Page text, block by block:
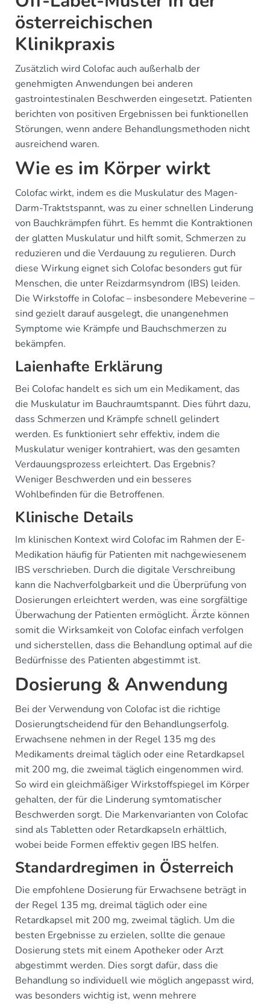
österreichischen
Klinikpraxis
Zusätzlich wird Colofac auch außerhalb der
genehmigten Anwendungen bei anderen
gastrointestinalen Beschwerden eingesetzt. Patienten
berichten von positiven Ergebnissen bei funktionellen
Störungen, wenn andere Behandlungsmethoden nicht
ausreichend waren.
Wie es im Körper wirkt
Colofac wirkt, indem es die Muskulatur des Magen-
Darm-Traktstspannt, was zu einer schnellen Linderung
von Bauchkrämpfen führt. Es hemmt die Kontraktionen
der glatten Muskulatur und hilft somit, Schmerzen zu
reduzieren und die Verdauung zu regulieren. Durch
diese Wirkung eignet sich Colofac besonders gut für
Menschen, die unter Reizdarmsyndrom (IBS) leiden.
Die Wirkstoffe in Colofac – insbesondere Mebeverine –
sind gezielt darauf ausgelegt, die unangenehmen
Symptome wie Krämpfe und Bauchschmerzen zu
bekämpfen.
Laienhafte Erklärung
Bei Colofac handelt es sich um ein Medikament, das
die Muskulatur im Bauchraumtspannt. Dies führt dazu,
dass Schmerzen und Krämpfe schnell gelindert
werden. Es funktioniert sehr effektiv, indem die
Muskulatur weniger kontrahiert, was den gesamten
Verdauungsprozess erleichtert. Das Ergebnis?
Weniger Beschwerden und ein besseres
Wohlbefinden für die Betroffenen.
Klinische Details
Im klinischen Kontext wird Colofac im Rahmen der E-
Medikation häufig für Patienten mit nachgewiesenem
IBS verschrieben. Durch die digitale Verschreibung
kann die Nachverfolgbarkeit und die Überprüfung von
Dosierungen erleichtert werden, was eine sorgfältige
Überwachung der Patienten ermöglicht. Ärzte können
somit die Wirksamkeit von Colofac einfach verfolgen
und sicherstellen, dass die Behandlung optimal auf die
Bedürfnisse des Patienten abgestimmt ist.
Dosierung & Anwendung
Bei der Verwendung von Colofac ist die richtige
Dosierungtscheidend für den Behandlungserfolg.
Erwachsene nehmen in der Regel 135 mg des
Medikaments dreimal täglich oder eine Retardkapsel
mit 200 mg, die zweimal täglich eingenommen wird.
So wird ein gleichmäßiger Wirkstoffspiegel im Körper
gehalten, der für die Linderung symtomatischer
Beschwerden sorgt. Die Markenvarianten von Colofac
sind als Tabletten oder Retardkapseln erhältlich,
wobei beide Formen effektiv gegen IBS helfen.
Standardregimen in Österreich
Die empfohlene Dosierung für Erwachsene beträgt in
der Regel 135 mg, dreimal täglich oder eine
Retardkapsel mit 200 mg, zweimal täglich. Um die
besten Ergebnisse zu erzielen, sollte die genaue
Dosierung stets mit einem Apotheker oder Arzt
abgestimmt werden. Dies sorgt dafür, dass die
Behandlung so individuell wie möglich angepasst wird,
was besonders wichtig ist, wenn mehrere